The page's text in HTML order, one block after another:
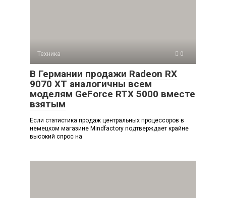
Техника 0
В Германии продажи Radeon RX
9070 XT аналогичны всем
моделям GeForce RTX 5000 вместе
взятым
Если статистика продаж центральных процессоров в
немецком магазине Mindfactory подтверждает крайне
высокий спрос на